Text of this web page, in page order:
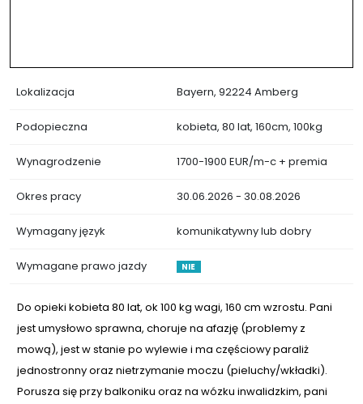
Lokalizacja Bayern, 92224 Amberg
Podopieczna kobieta, 80 lat, 160cm, 100kg
Wynagrodzenie 1700-1900 EUR/m-c + premia
Okres pracy 30.06.2026 - 30.08.2026
Wymagany język komunikatywny lub dobry
Wymagane prawo jazdy NIE
Do opieki kobieta 80 lat, ok 100 kg wagi, 160 cm wzrostu. Pani
jest umysłowo sprawna, choruje na afazję (problemy z
mową), jest w stanie po wylewie i ma częściowy paraliż
jednostronny oraz nietrzymanie moczu (pieluchy/wkładki).
Porusza się przy balkoniku oraz na wózku inwalidzkim, pani